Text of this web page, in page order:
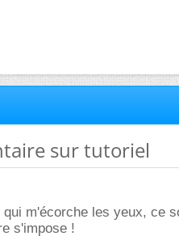
sur tutoriel
m'écorche les yeux, ce
s'impose !